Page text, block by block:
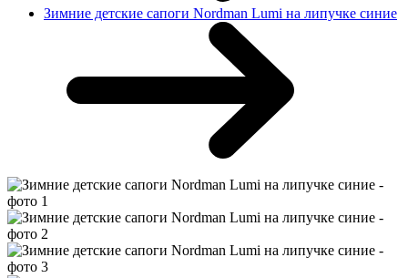
Зимние детские сапоги Nordman Lumi на липучке синие